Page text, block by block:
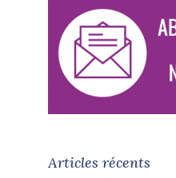
Articles récents